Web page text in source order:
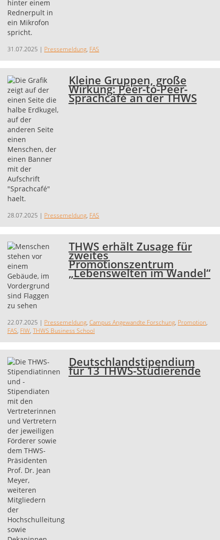
31.07.2025 | Pressemeldung, FAS
Kleine Gruppen, große
Wirkung: Peer-to-Peer-
Sprachcafé an der THWS
28.07.2025 | Pressemeldung, FAS
THWS erhält Zusage für
zweites
Promotionszentrum
„Lebenswelten im Wandel“
22.07.2025 | Pressemeldung, Campus Angewandte Forschung, Promotion,
FAS, FIW, THWS Business School
Deutschlandstipendium
für 13 THWS-Studierende